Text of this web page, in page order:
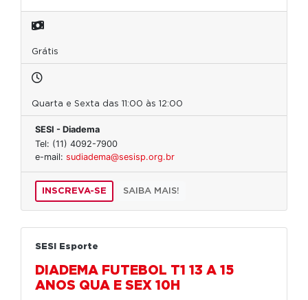
Grátis
Quarta e Sexta das 11:00 às 12:00
SESI - Diadema
Tel: (11) 4092-7900
e-mail: sudiadema@sesisp.org.br
INSCREVA-SE SAIBA MAIS!
SESI Esporte
DIADEMA FUTEBOL T1 13 A 15
ANOS QUA E SEX 10H